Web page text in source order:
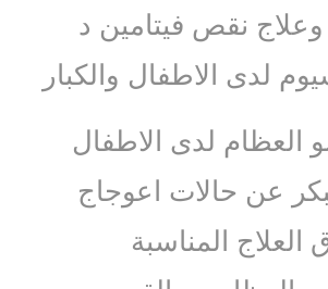
نقص فيتامين د
لدى الاطفال والكبار
العظام لدى الاطفال
عن حالات اعوجاج
المناسبة